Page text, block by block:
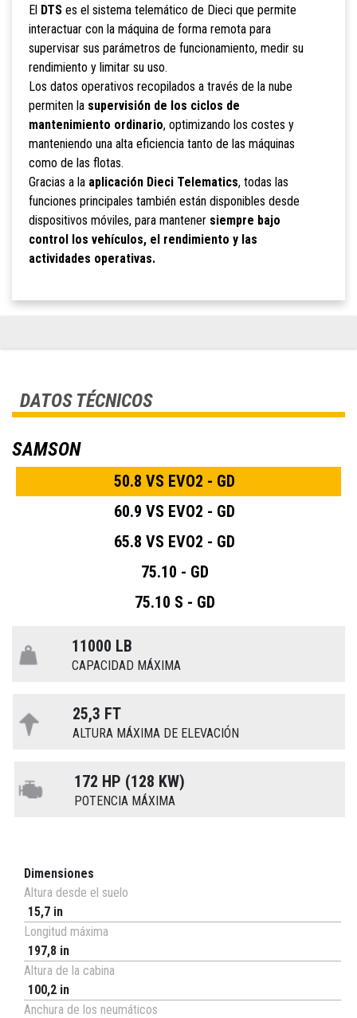
El DTSes el sistema telemático de Dieci que permite
interactuar con la máquina de forma remota para
supervisar sus parámetros de funcionamiento, medir su
rendimiento y limitar su uso.
Los datos operativos recopilados a través de la nube
permiten la supervisión de los ciclos de
mantenimiento ordinario, optimizando los costes y
manteniendo una alta eficiencia tanto de las máquinas
como de las flotas.
Gracias a la aplicación Dieci Telematics, todas las
funciones principales también están disponibles desde
dispositivos móviles, para mantener siempre bajo
control los vehículos, el rendimiento y las
actividades operativas.
DATOS TÉCNICOS
SAMSON
50.8 VS EVO2 - GD
60.9 VS EVO2 - GD
65.8 VS EVO2 - GD
75.10 - GD
75.10 S - GD
11000 LB
CAPACIDAD MÁXIMA
25,3 FT
ALTURA MÁXIMA DE ELEVACIÓN
172 HP (128 KW)
POTENCIA MÁXIMA
Dimensiones
Altura desde el suelo
15,7 in
Longitud máxima
197,8 in
Altura de la cabina
100,2 in
Anchura de los neumáticos